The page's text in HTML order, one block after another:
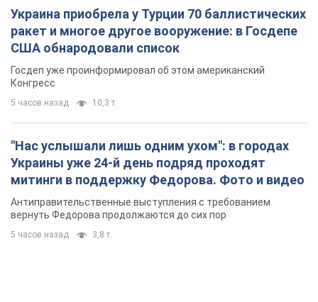
Украина приобрела у Турции 70 баллистических
ракет и многое другое вооружение: в Госдепе
США обнародовали список
Госдеп уже проинформировал об этом американский
Конгресс
5 часов назад 10,3 т.
"Нас услышали лишь одним ухом": в городах
Украины уже 24-й день подряд проходят
митинги в поддержку Федорова. Фото и видео
Антиправительственные выступления с требованием
вернуть Федорова продолжаются до сих пор
5 часов назад 3,8 т.